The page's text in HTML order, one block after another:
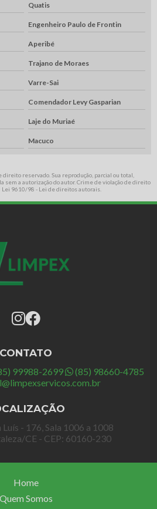
Quatis
Engenheiro Paulo de Frontin
Aperibé
Trajano de Moraes
Varre-Sai
Comendador Levy Gasparian
Laje do Muriaé
Macuco
reservado. Sua reprodução, parcial ou total,
sem a autorização do autor. Crime de violação de direito
Lei 9610/98 - Lei de direitos autorais
CONTATO
99988-2699
(85) 98660-4785
- 176, Sala 1006 a 1008
CE - CEP: 60160-230
Home
Quem Somos